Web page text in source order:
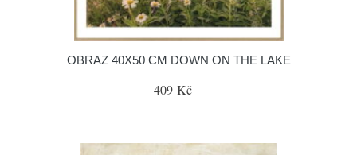
OBRAZ 40X50 CM DOWN ON THE LAKE
409 Kč